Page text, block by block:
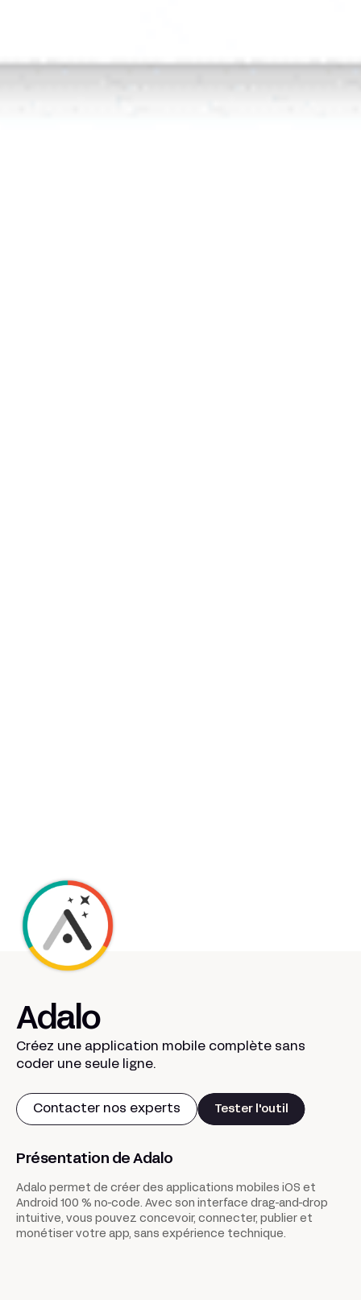
Adalo
Créez une application mobile complète sans
coder une seule ligne.
Contacter nos experts Tester l'outil
Présentation de Adalo
Adalo permet de créer des applications mobiles iOS et
Android 100 % no-code. Avec son interface drag-and-drop
intuitive, vous pouvez concevoir, connecter, publier et
monétiser votre app, sans expérience technique.